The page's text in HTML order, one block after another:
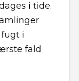
i tide.
i
fald